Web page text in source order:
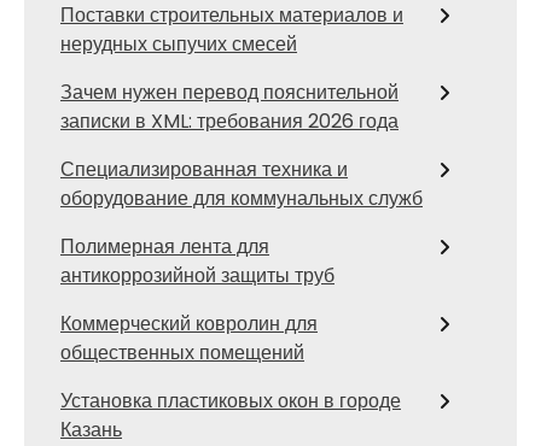
Поставки строительных материалов и
нерудных сыпучих смесей
Зачем нужен перевод пояснительной
записки в XML: требования 2026 года
Специализированная техника и
оборудование для коммунальных служб
Полимерная лента для
антикоррозийной защиты труб
Коммерческий ковролин для
общественных помещений
Установка пластиковых окон в городе
Казань